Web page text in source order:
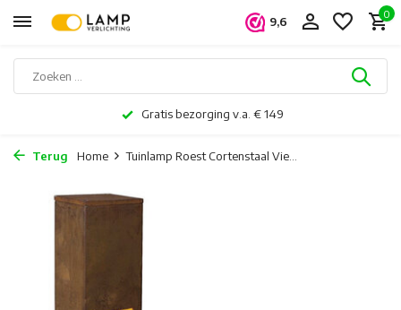
9,6
0
Gratis bezorging v.a. € 149
Terug Home Tuinlamp Roest Cortenstaal Vie...